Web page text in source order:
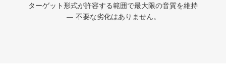
ターゲット形式が許容する範囲で最大限の音質を維持
— 不要な劣化はありません。